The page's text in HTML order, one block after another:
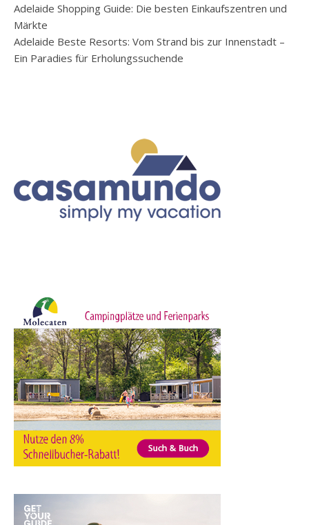
Adelaide Shopping Guide: Die besten Einkaufszentren und
Märkte
Adelaide Beste Resorts: Vom Strand bis zur Innenstadt –
Ein Paradies für Erholungssuchende